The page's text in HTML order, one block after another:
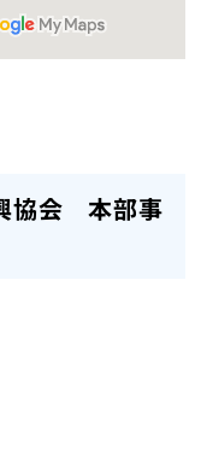
協会 本部事